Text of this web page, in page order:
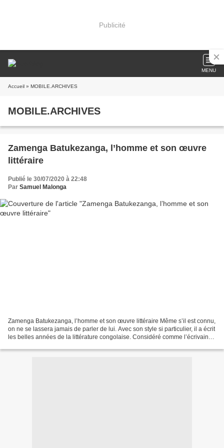
Publicité
MENU
Accueil » MOBILE.ARCHIVES
MOBILE.ARCHIVES
Zamenga Batukezanga, l’homme et son œuvre
littéraire
Publié le 30/07/2020 à 22:48
Par Samuel Malonga
Zamenga Batukezanga, l’homme et son œuvre littéraire Même s’il est connu,
on ne se lassera jamais de parler de lui. Avec son style si particulier, il a écrit
les belles années de la littérature congolaise. Considéré comme l’écrivain